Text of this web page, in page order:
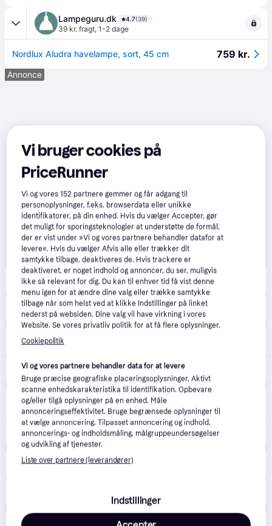
Lampeguru.dk 4.7(39)
39 kr. fragt, 1-2 dage
Nordlux Aludra havelampe, sort, 45 cm 759 kr.
Annonce
Greenline.dk 4.7(30)
39 kr. fragt,1-2 dage
Nordlux Aludra havelampe, sort, 45 cm
Homeshop.dk
49 kr. fragt
10-4 4.7(1574)
45 kr. fragt,1-2 dage
Nordlux Aludra 45 bedlampe udendørs, sort, Seaside 2118028203875 kr.
Jensen Company
Lampemesteren
Vi bruger cookies på
PriceRunner
Vi og vores152 partnere gemmer og får adgang til
personoplysninger, f.eks. browserdata eller unikke
identifikatorer, på din enhed. Hvis du vælger Accepter, gør
det muligt for sporingsteknologier at understøtte de formål,
der er vist under »Vi og vores partnere behandler datafor at
levere«. Hvis du vælger Afvis alle eller trækker dit
samtykke tilbage, deaktiveres de. Hvis trackere er
deaktiveret, er noget indhold og annoncer, du ser, muligvis
ikke så relevant for dig. Du kan til enhver tid få vist denne
menu igen for at ændre dine valg eller trække samtykke
tilbage når som helst ved at klikke Indstillinger på linket
nederst på websiden. Dine valg vil have virkning i vores
Website. Se vores privatliv politik for at få flere oplysninger.
Cookiepolitik
Vi og vores partnere behandler data for at levere
Bruge præcise geografiske placeringsoplysninger. Aktivt
scanne enhedskarakteristika til identifikation. Opbevare
og/eller tilgå oplysninger på en enhed. Måle
annonceringseffektivitet. Bruge begrænsede oplysninger til
at vælge annoncering. Tilpasset annoncering og indhold,
annoncerings- og indholdsmåling, målgruppeundersøgelser
og udvikling af tjenester.
Liste over partnere (leverandører)
Indstillinger